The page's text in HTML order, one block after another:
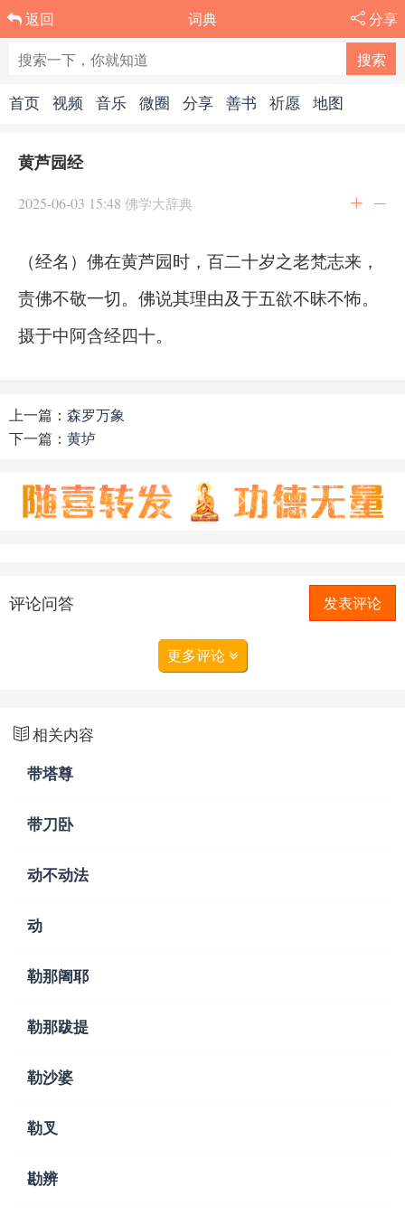
返回 词典 分享
首页 视频 音乐 微圈 分享 善书 祈愿 地图
黄芦园经
2025-06-03 15:48 佛学大辞典
（经名）佛在黄芦园时，百二十岁之老梵志来，
责佛不敬一切。佛说其理由及于五欲不昧不怖。
摄于中阿含经四十。
上一篇： 森罗万象
下一篇： 黄垆
评论问答 发表评论
更多评论
相关内容
带塔尊
带刀卧
动不动法
动
勒那阇耶
勒那跋提
勒沙婆
勒叉
勘辨